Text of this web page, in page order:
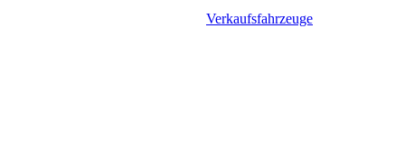
Verkaufsfahrzeuge